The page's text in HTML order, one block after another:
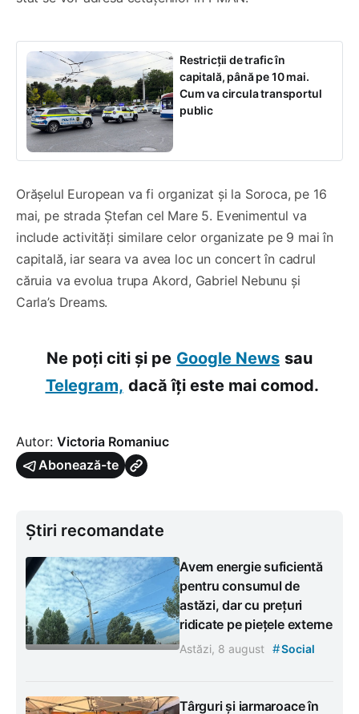
Restricții de trafic în
capitală, până pe 10 mai.
Cum va circula transportul
public
Orășelul European va fi organizat și la Soroca, pe 16
mai, pe strada Ștefan cel Mare 5. Evenimentul va
include activități similare celor organizate pe 9 mai în
capitală, iar seara va avea loc un concert în cadrul
căruia va evolua trupa Akord, Gabriel Nebunu și
Carla’s Dreams.
Ne poți citi și pe Google News sau
Telegram, dacă îți este mai comod.
Autor: Victoria Romaniuc
Abonează-te
Știri recomandate
Avem energie suficientă
pentru consumul de
astăzi, dar cu prețuri
ridicate pe piețele externe
Astăzi, 8 august #Social
Târguri și iarmaroace în